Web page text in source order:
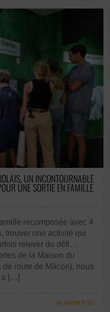
UN INCONTOURNABLE
UNE SORTIE EN FAMILLE
recomposée avec 4
trouver une activité qui
relever du défi…
de la Maison du
route de Mâcon), nous
a […]
EN SAVOIR PLUS